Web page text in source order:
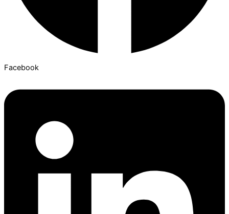
Facebook